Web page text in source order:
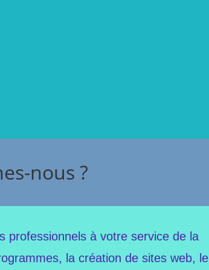
nous ?
professionnels à votre service de la
la création de sites web, le